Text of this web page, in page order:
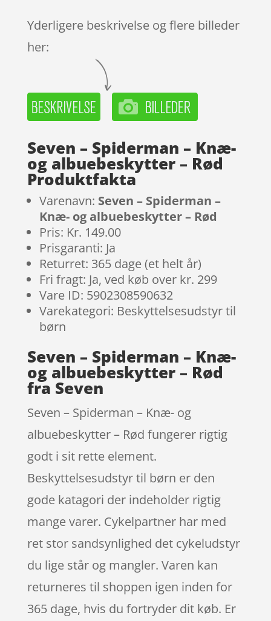
Yderligere beskrivelse og flere billeder
her:
Seven – Spiderman – Knæ-
og albuebeskytter – Rød
Produktfakta
Varenavn: Seven – Spiderman –
Knæ- og albuebeskytter – Rød
Pris: Kr. 149.00
Prisgaranti: Ja
Returret: 365 dage (et helt år)
Fri fragt: Ja, ved køb over kr. 299
Vare ID: 5902308590632
Varekategori: Beskyttelsesudstyr til
børn
Seven – Spiderman – Knæ-
og albuebeskytter – Rød
fra Seven
Seven – Spiderman – Knæ- og
albuebeskytter – Rød fungerer rigtig
godt i sit rette element.
Beskyttelsesudstyr til børn er den
gode katagori der indeholder rigtig
mange varer. Cykelpartner har med
ret stor sandsynlighed det cykeludstyr
du lige står og mangler. Varen kan
returneres til shoppen igen inden for
365 dage, hvis du fortryder dit køb. Er